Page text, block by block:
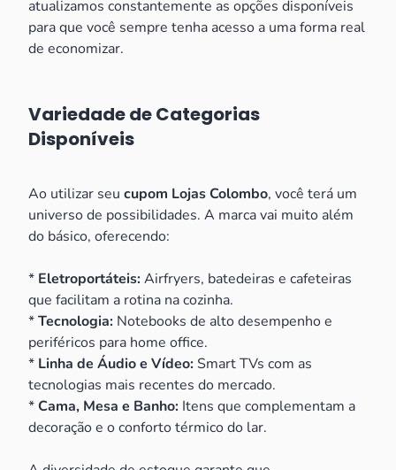
atualizamos constantemente as opções disponíveis
para que você sempre tenha acesso a uma forma real
de economizar.
Variedade de Categorias
Disponíveis
Ao utilizar seu cupom Lojas Colombo, você terá um
universo de possibilidades. A marca vai muito além
do básico, oferecendo:
* Eletroportáteis:Airfryers, batedeiras e cafeteiras
que facilitam a rotina na cozinha.
*Tecnologia: Notebooks de alto desempenho e
periféricos para home office.
* Linha de Áudio e Vídeo:Smart TVs com as
tecnologias mais recentes do mercado.
*Cama, Mesa e Banho: Itens que complementam a
decoração e o conforto térmico do lar.